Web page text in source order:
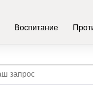
Воспитание